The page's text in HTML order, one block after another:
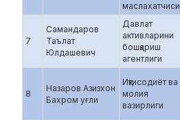
маслахатчиси
7
Самандаров
Таълат
Юлдашевич
Давлат
активларини
бошқариш
агентлиги
8
Назаров Азизхон
Бахром уғли
Иқтисодиёт ва
молия
вазирлиги